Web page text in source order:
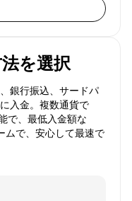
を選択
銀行振込、サードパ
入金。複数通貨で
で、最低入金額な
ムで、安心して最速で